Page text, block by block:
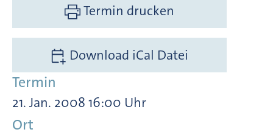
Termin drucken
Download iCal Datei
Termin
21. Jan. 2008 16:00 Uhr
Ort